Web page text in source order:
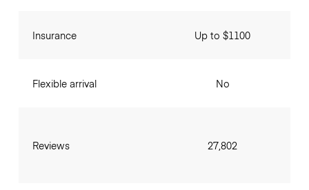
Insurance
Flexible arrival
Reviews
Up to $1100
No
27,802